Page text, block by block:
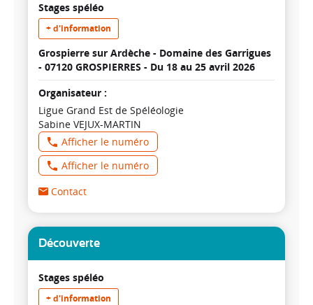
Stages spéléo
+ d'information
Grospierre sur Ardèche - Domaine des Garrigues
- 07120 GROSPIERRES - Du 18 au 25 avril 2026
Organisateur :
Ligue Grand Est de Spéléologie
Sabine VEJUX-MARTIN
Afficher le numéro
Afficher le numéro
Contact
Découverte
Stages spéléo
+ d'information